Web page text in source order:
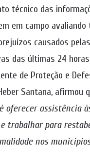
técnico das
em campo avaliando
causados
das últimas 24
de Proteção e
Santana, afirmou
oferecer assistência
trabalhar para
nos